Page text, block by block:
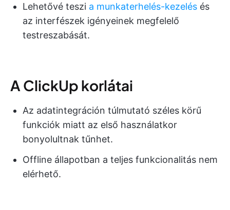
Lehetővé teszi a munkaterhelés-kezelés és
az interfészek igényeinek megfelelő
testreszabását.
A ClickUp korlátai
Az adatintegráción túlmutató széles körű
funkciók miatt az első használatkor
bonyolultnak tűnhet.
Offline állapotban a teljes funkcionalitás nem
elérhető.